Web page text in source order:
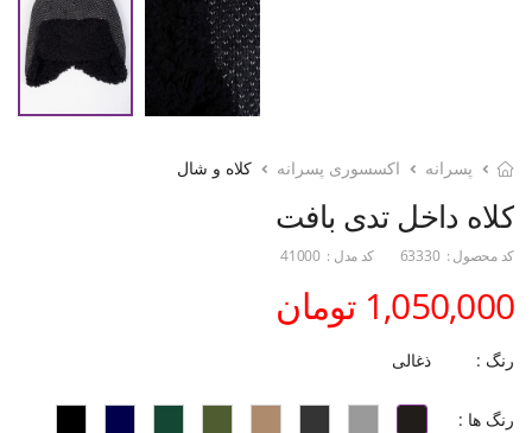
پسرانه اکسسوری پسرانه کلاه و شال
کلاه داخل تدی بافت
کد محصول : 63330 کد مدل : 41000
1,050,000 تومان
رنگ : ذغالی
رنگ ها :